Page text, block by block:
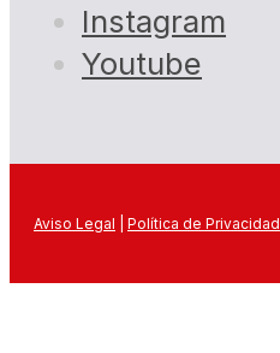
Instagram
Youtube
Aviso Legal Política de Privacidad